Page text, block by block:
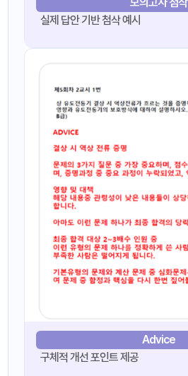
실제 답안 기반 첨삭 예시
Advice
구체적 개선 포인트 제공